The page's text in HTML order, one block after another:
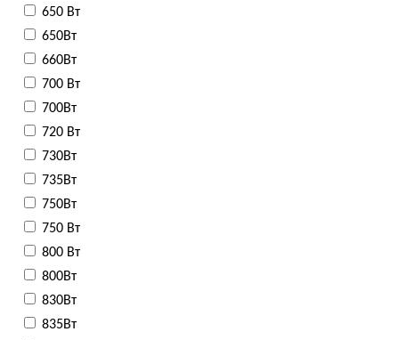
650 Вт
650Вт
660Вт
700 Вт
700Вт
720 Вт
730Вт
735Вт
750Вт
750 Вт
800 Вт
800Вт
830Вт
835Вт